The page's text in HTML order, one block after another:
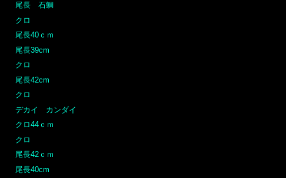
尾長 石鯛
クロ
尾長40ｃｍ
尾長39cm
クロ
尾長42cm
クロ
デカイ カンダイ
クロ44ｃｍ
クロ
尾長42ｃｍ
尾長40cm